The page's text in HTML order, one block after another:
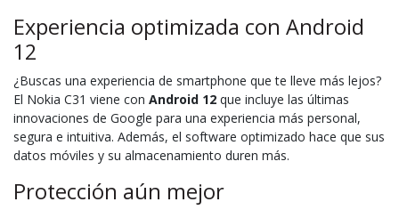
Experiencia optimizada con Android
12
¿Buscas una experiencia de smartphone que te lleve más lejos?
El Nokia C31 viene con Android 12 que incluye las últimas
innovaciones de Google para una experiencia más personal,
segura e intuitiva. Además, el software optimizado hace que sus
datos móviles y su almacenamiento duren más.
Protección aún mejor